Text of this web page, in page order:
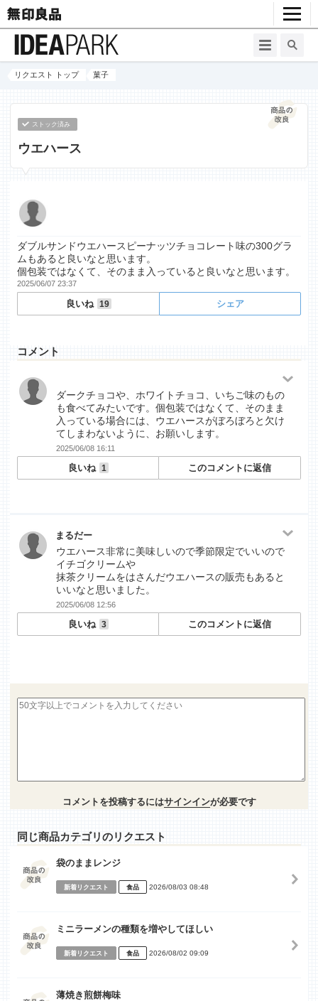
リクエスト トップ 菓子
ストック済み
ウエハース
ダブルサンドウエハースピーナッツチョコレート味の300グラ
ムもあると良いなと思います。
個包装ではなくて、そのまま入っていると良いなと思います。
2025/06/07 23:37
良いね 19 シェア
コメント
ダークチョコや、ホワイトチョコ、いちご味のもの
も食べてみたいです。個包装ではなくて、そのまま
入っている場合には、ウエハースがぼろぼろと欠け
てしまわないように、お願いします。
2025/06/08 16:11
良いね 1 このコメントに返信
まるだー
ウエハース非常に美味しいので季節限定でいいので
イチゴクリームや
抹茶クリームをはさんだウエハースの販売もあると
いいなと思いました。
2025/06/08 12:56
良いね 3 このコメントに返信
コメントを投稿するにはサインインが必要です
同じ商品カテゴリのリクエスト
袋のままレンジ
新着リクエスト 食品 2026/08/03 08:48
ミニラーメンの種類を増やしてほしい
新着リクエスト 食品 2026/08/02 09:09
薄焼き煎餅梅味